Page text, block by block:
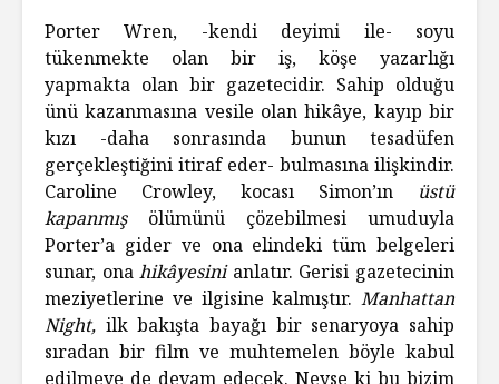
Porter Wren, -kendi deyimi ile- soyu
tükenmekte olan bir iş, köşe yazarlığı
yapmakta olan bir gazetecidir. Sahip olduğu
ünü kazanmasına vesile olan hikâye, kayıp bir
kızı -daha sonrasında bunun tesadüfen
gerçekleştiğini itiraf eder- bulmasına ilişkindir.
Caroline Crowley, kocası Simon’ın üstü
kapanmışölümünü çözebilmesi umuduyla
Porter’a gider ve ona elindeki tüm belgeleri
sunar, onahikâyesini anlatır. Gerisi gazetecinin
meziyetlerine ve ilgisine kalmıştır. Manhattan
Night, ilk bakışta bayağı bir senaryoya sahip
sıradan bir film ve muhtemelen böyle kabul
edilmeye de devam edecek. Neyse ki bu bizim